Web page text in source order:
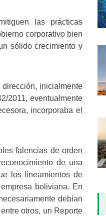
las prácticas
corporativo bien
sólido crecimiento y
inicialmente
2011, eventualmente
incorporaba el
falencias de orden
de una
los lineamientos de
boliviana. En
debían
otros, un Reporte